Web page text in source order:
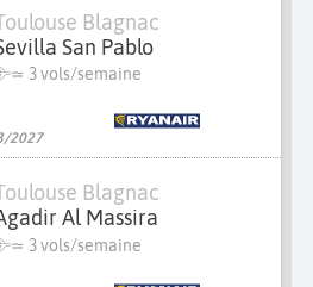
Blagnac
San Pablo
≃ 3 vols/semaine
2027
Blagnac
Al Massira
≃ 3 vols/semaine